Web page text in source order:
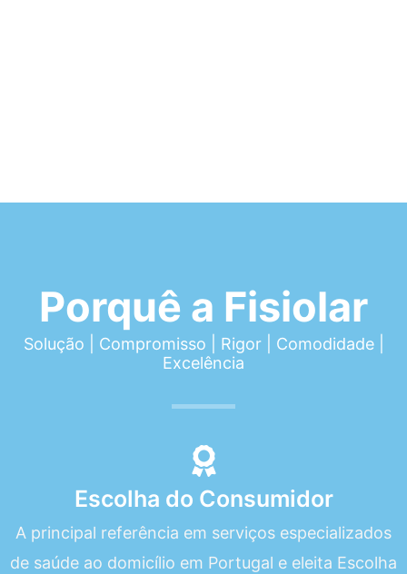
Porquê a Fisiolar
Solução | Compromisso | Rigor | Comodidade |
Excelência
Escolha do Consumidor
A principal referência em serviços especializados
de saúde ao domicílio em Portugal e eleita Escolha